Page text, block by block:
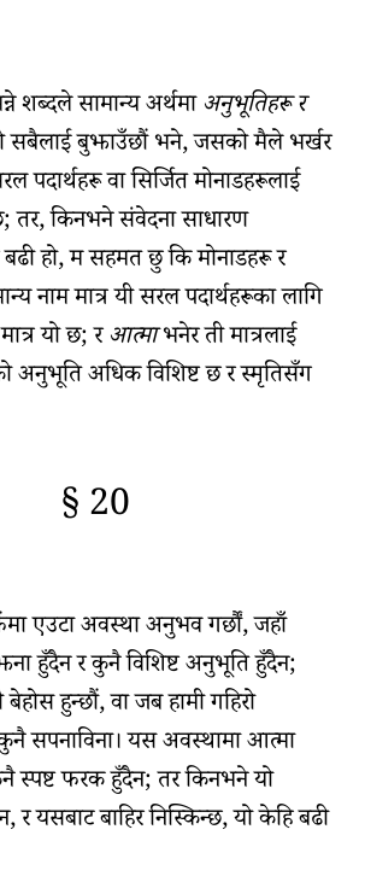
शब्दले सामान्य अर्थमाअनुभूतिहरू र
बुझाउँछौं भने, जसको मैले भर्खर
पदार्थहरू वा सिर्जित मोनाडहरूलाई
तर, किनभने संवेदना साधारण
हो, म सहमत छु किमोनाडहरू र
नाम मात्र यी सरल पदार्थहरूका लागि
यो छ; रआत्माभनेर ती मात्रलाई
अनुभूति अधिक विशिष्ट छ र स्मृतिसँग
§ 20
एउटा अवस्था अनुभव गर्छौं, जहाँ
हुँदैन र कुनै विशिष्ट अनुभूति हुँदैन;
हुन्छौं, वा जब हामी गहिरो
कुनै सपनाविना। यस अवस्थामा आत्मा
स्पष्ट फरक हुँदैन; तर किनभने यो
र यसबाट बाहिर निस्किन्छ, यो केहि बढी